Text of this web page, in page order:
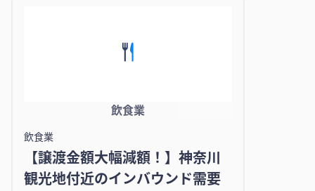
飲食業
飲食業
【譲渡金額大幅減額！】神奈川
観光地付近のインバウンド需要